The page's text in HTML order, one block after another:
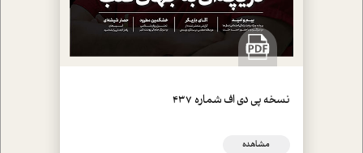
نسخه پي دي اف شماره 437
مشاهده